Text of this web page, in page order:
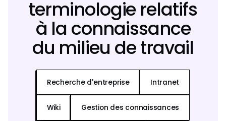
terminologie relatifs
à la connaissance
du milieu de travail
Recherche d'entreprise Intranet
Wiki Gestion des connaissances